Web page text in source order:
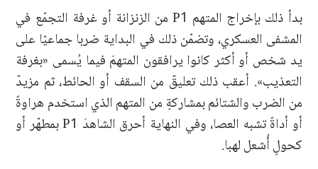
بدأ ذلك بإخراج المتهم P1 من الزنزانة أو غرفة التجمّع في
المشفى العسكري، وتضمّن ذلك في البداية ضربا جماعيّا على
يد شخص أو أكثر كانوا يرافقون المتهمَ فيما يُسمى «بغرفة
التعذيب». أعقب ذلك تعليقٌ من السقف أو الحائط، ثم مزيدٌ
من الضرب والشتائم بمشاركةٍ من المتهم الذي استخدم هراوةً
أو أداةً تشبه العصا، وفي النهاية أحرق الشاهدَ P1 بمطهّر أو
كحولٍ أُشعل لهبا.